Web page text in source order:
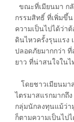
ขณะที่เมียนมา ก
กรรมสิทธิ์ ที่เพิ่มขึ้
ความเป็นไปได้ว่า
ดินไหวครั้งรุนแรง
ปลอดภัยมากกว่า ที่
ยาว ที่น่าสนใจในไ
โดยชาวเมียนมา
ไตรมาสแรกมากถึ
กลุ่มนักลงทุนแม้ว่า
ก็ตามความเป็นไป